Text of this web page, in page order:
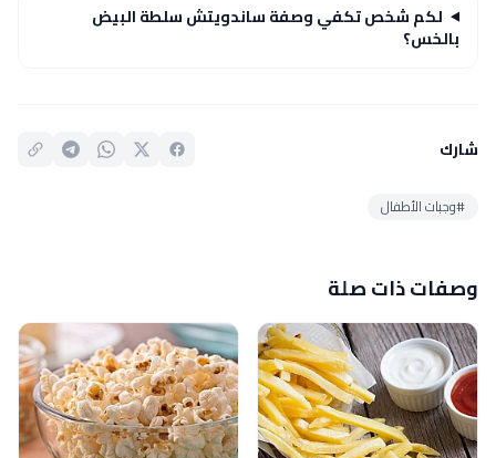
لكم شخص تكفي وصفة ساندويتش سلطة البيض
بالخس؟
شارك
#وجبات الأطفال
وصفات ذات صلة